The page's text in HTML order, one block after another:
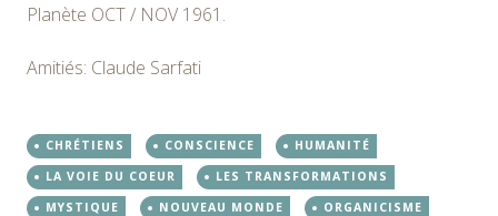
Planète OCT / NOV 1961.
Amitiés: Claude Sarfati
CHRÉTIENS CONSCIENCE
HUMANITÉ
LA VOIE DU COEUR
LES TRANSFORMATIONS
MYSTIQUE
NOUVEAU MONDE
ORGANICISME